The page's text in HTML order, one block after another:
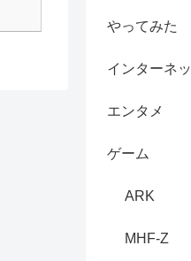
やってみた
インターネ
エンタメ
ゲーム
ARK
MHF-Z